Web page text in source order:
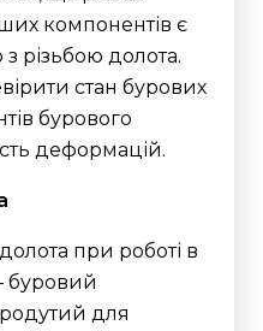
компонентів є
різьбою долота.
стан бурових
бурового
деформацій.
при роботі в
буровий
для